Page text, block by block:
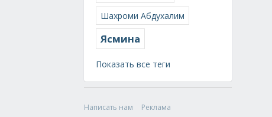
Шахроми Абдухалим
Ясмина
Показать все теги
Написать нам
Реклама